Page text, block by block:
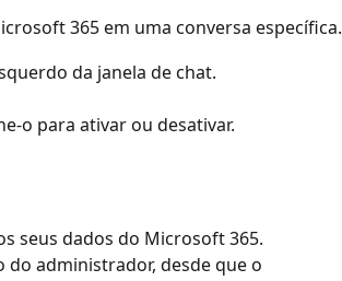
365 em uma conversa específica.
da janela de chat.
o para ativar ou desativar.
seus dados do Microsoft 365.
administrador, desde que o